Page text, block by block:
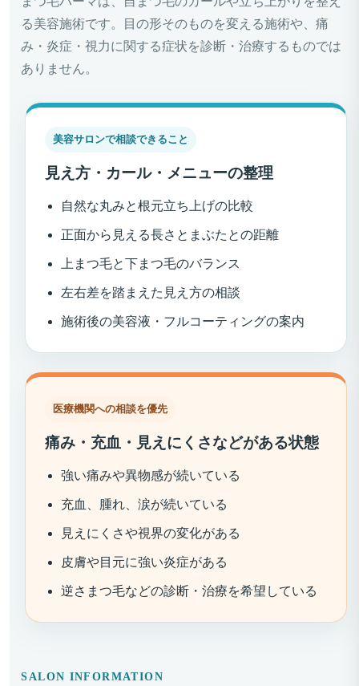
る美容施術です。目の形そのものを変える施術や、痛
み・炎症・視力に関する症状を診断・治療するものでは
ありません。
美容サロンで相談できること
見え方・カール・メニューの整理
自然な丸みと根元立ち上げの比較
正面から見える長さとまぶたとの距離
上まつ毛と下まつ毛のバランス
左右差を踏まえた見え方の相談
施術後の美容液・フルコーティングの案内
医療機関への相談を優先
痛み・充血・見えにくさなどがある状態
強い痛みや異物感が続いている
充血、腫れ、涙が続いている
見えにくさや視界の変化がある
皮膚や目元に強い炎症がある
逆さまつ毛などの診断・治療を希望している
SALON INFORMATION